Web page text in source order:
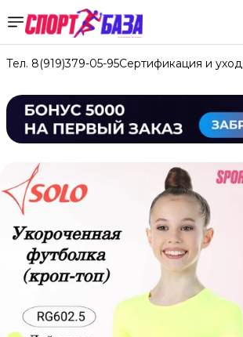
Тел. 8(919)379-05-95Сертификация и уход